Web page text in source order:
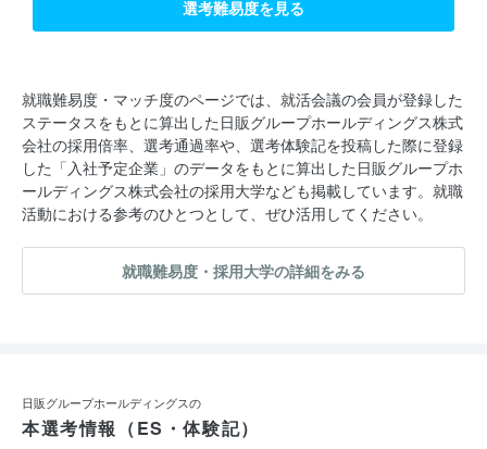
選考難易度を見る
就職難易度・マッチ度のページでは、就活会議の会員が登録した
ステータスをもとに算出した日販グループホールディングス株式
会社の採用倍率、選考通過率や、選考体験記を投稿した際に登録
した「入社予定企業」のデータをもとに算出した日販グループホ
ールディングス株式会社の採用大学なども掲載しています。就職
活動における参考のひとつとして、ぜひ活用してください。
就職難易度・採用大学の詳細をみる
日販グループホールディングスの
本選考情報（ES・体験記）